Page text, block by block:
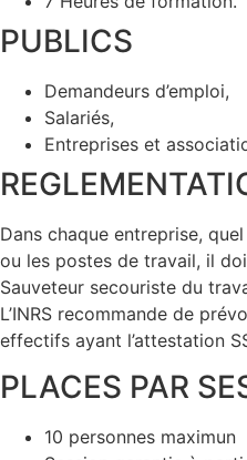
PUBLICS
Demandeurs d’emploi,
Salariés,
Entreprises et
Dans chaque entreprise,
ou les postes de travail, il
Sauveteur secouriste du
L’INRS recommande de
effectifs ayant l’attestation
PLACES PAR
10 personnes maximun